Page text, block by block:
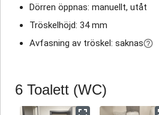
Dörren öppnas: manuellt, utåt
Tröskelhöjd: 34 mm
Avfasning av tröskel: saknas
6 Toalett (WC)